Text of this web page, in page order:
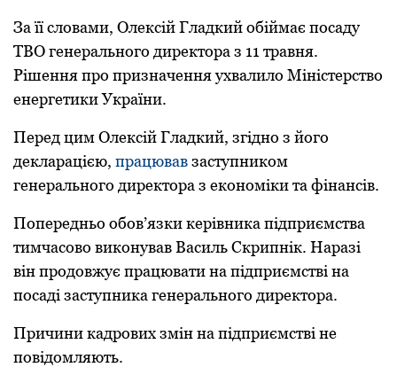
За її словами, Олексій Гладкий обіймає посаду
ТВО генерального директора з 11 травня.
Рішення про призначення ухвалило Міністерство
енергетики України.
Перед цим Олексій Гладкий, згідно з його
декларацією, працювавзаступником
генерального директора з економіки та фінансів.
Попередньо обов’язки керівника підприємства
тимчасово виконував Василь Скрипнік. Наразі
він продовжує працювати на підприємстві на
посаді заступника генерального директора.
Причини кадрових змін на підприємстві не
повідомляють.